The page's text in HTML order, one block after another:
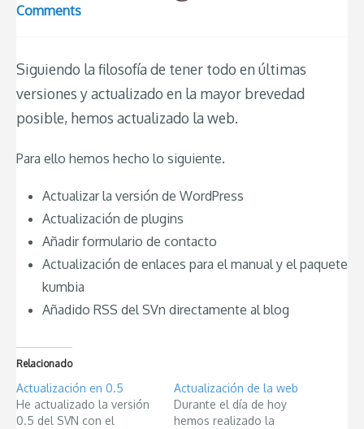
Comments
Siguiendo la filosofía de tener todo en últimas
versiones y actualizado en la mayor brevedad
posible, hemos actualizado la web.
Para ello hemos hecho lo siguiente.
Actualizar la versión de WordPress
Actualización de plugins
Añadir formulario de contacto
Actualización de enlaces para el manual y el paquete
kumbia
Añadido RSS del SVn directamente al blog
Relacionado
Actualización en 0.5
He actualizado la versión
0.5 del SVN con el
Actualización de la web
Durante el día de hoy
hemos realizado la